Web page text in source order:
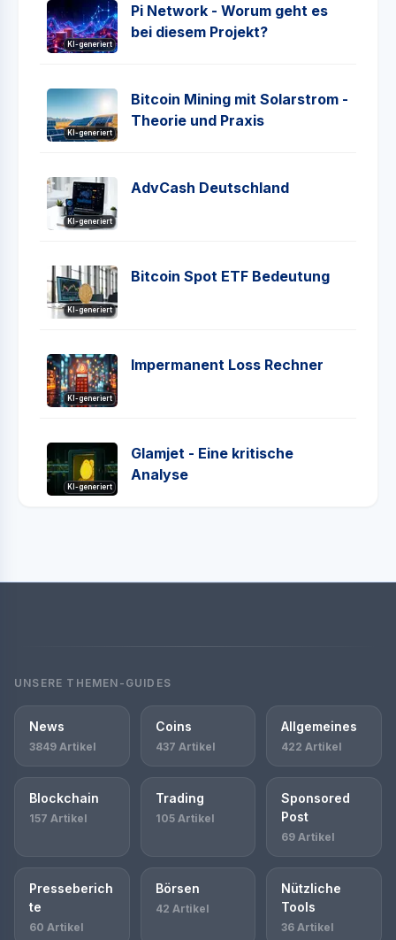
KI-generiert
Pi Network - Worum geht es
bei diesem Projekt?
KI-generiert
Bitcoin Mining mit Solarstrom -
Theorie und Praxis
KI-generiert
AdvCash Deutschland
KI-generiert
Bitcoin Spot ETF Bedeutung
KI-generiert
Impermanent Loss Rechner
KI-generiert
Glamjet - Eine kritische
Analyse
UNSERE THEMEN-GUIDES
News
3849 Artikel
Coins
437 Artikel
Allgemeines
422 Artikel
Blockchain
157 Artikel
Trading
105 Artikel
Sponsored
Post
69 Artikel
Presseberich
te
60 Artikel
Börsen
42 Artikel
Nützliche
Tools
36 Artikel